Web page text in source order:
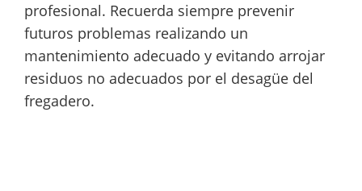
profesional. Recuerda siempre prevenir
futuros problemas realizando un
mantenimiento adecuado y evitando arrojar
residuos no adecuados por el desagüe del
fregadero.